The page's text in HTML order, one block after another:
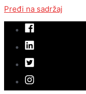
Pređi na sadržaj